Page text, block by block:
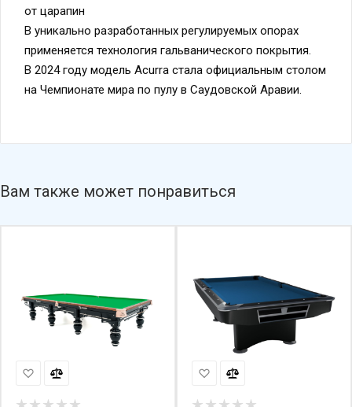
от царапин
В уникально разработанных регулируемых опорах
применяется технология гальванического покрытия.
В 2024 году модель Acurra стала официальным столом
на Чемпионате мира по пулу в Саудовской Аравии.
Вам также может понравиться